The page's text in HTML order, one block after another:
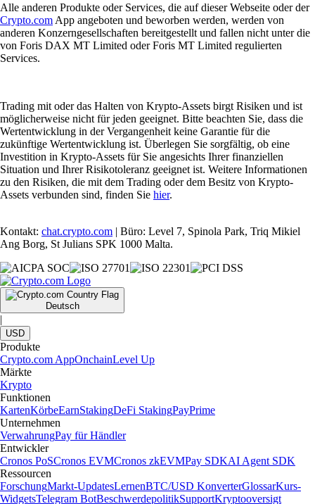
Alle anderen Produkte oder Services, die auf dieser Webseite oder der
Crypto.com App angeboten und beworben werden, werden von
anderen Konzerngesellschaften bereitgestellt und fallen nicht unter die
von Foris DAX MT Limited oder Foris MT Limited regulierten
Services.
Trading mit oder das Halten von Krypto-Assets birgt Risiken und ist
möglicherweise nicht für jeden geeignet. Bitte beachten Sie, dass die
Wertentwicklung in der Vergangenheit keine Garantie für die
zukünftige Wertentwicklung ist. Überlegen Sie sorgfältig, ob eine
Investition in Krypto-Assets für Sie angesichts Ihrer finanziellen
Situation und Ihrer Risikotoleranz geeignet ist. Weitere Informationen
zu den Risiken, die mit dem Trading oder dem Besitz von Krypto-
Assets verbunden sind, finden Sie hier.
Kontakt: chat.crypto.com | Büro: Level 7, Spinola Park, Triq Mikiel
Ang Borg, St Julians SPK 1000 Malta.
Deutsch
|
USD
Produkte
Crypto.com AppOnchainLevel Up
Märkte
Krypto
Funktionen
KartenKörbeEarnStakingDeFi StakingPayPrime
Unternehmen
VerwahrungPay für Händler
Entwickler
Cronos PoSCronos EVMCronos zkEVMPay SDKAI Agent SDK
Ressourcen
ForschungMarkt-UpdatesLernenBTC/USD KonverterGlossarKurs-
WidgetsTelegram BotBeschwerdepolitikSupportKryptooversigt